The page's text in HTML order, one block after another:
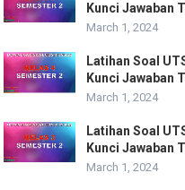
Kunci Jawaban
March 1, 2024
Latihan Soal
Kunci Jawaban
March 1, 2024
Latihan Soal
Kunci Jawaban
March 1, 2024